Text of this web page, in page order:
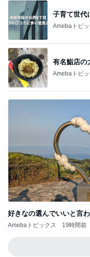
子育て世代
Amebaトピッ
有名鮨店の
Amebaトピッ
好きなの選んでいいと言
Amebaトピックス 19時間前